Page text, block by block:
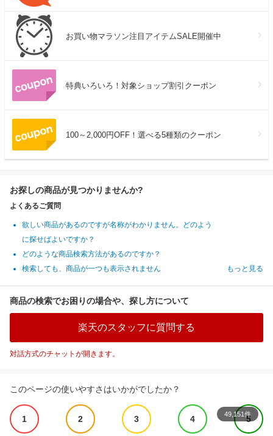
お買い物マラソン注目アイテムSALE開催中
特典いろいろ！対象ショップ割引クーポン
100～2,000円OFF！選べる5種類のクーポン
お探しの商品が見つかりませんか?
よくあるご質問
欲しい商品があるのですが名称がわかりません。どのよう
に探せばよいですか？
どのような商品検索方法があるのですか？
検索しても、商品が一つも表示されません
もっと見る
商品の検索でお困りの場合や、探し方について
楽天のスタッフに質問する
対話方式のチャットが開きます。
このページの使いやすさはいかがでしたか？
1 2 3 4 5
49,151件